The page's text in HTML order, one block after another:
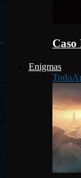
Enigmas
Todo